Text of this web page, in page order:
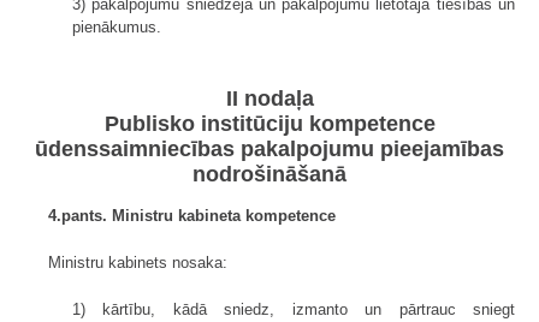
3) pakalpojumu sniedzēja un pakalpojumu lietotāja tiesības un
pienākumus.
II nodaļa
Publisko institūciju kompetence
ūdenssaimniecības pakalpojumu pieejamības
nodrošināšanā
4.pants. Ministru kabineta kompetence
Ministru kabinets nosaka:
1) kārtību, kādā sniedz, izmanto un pārtrauc sniegt